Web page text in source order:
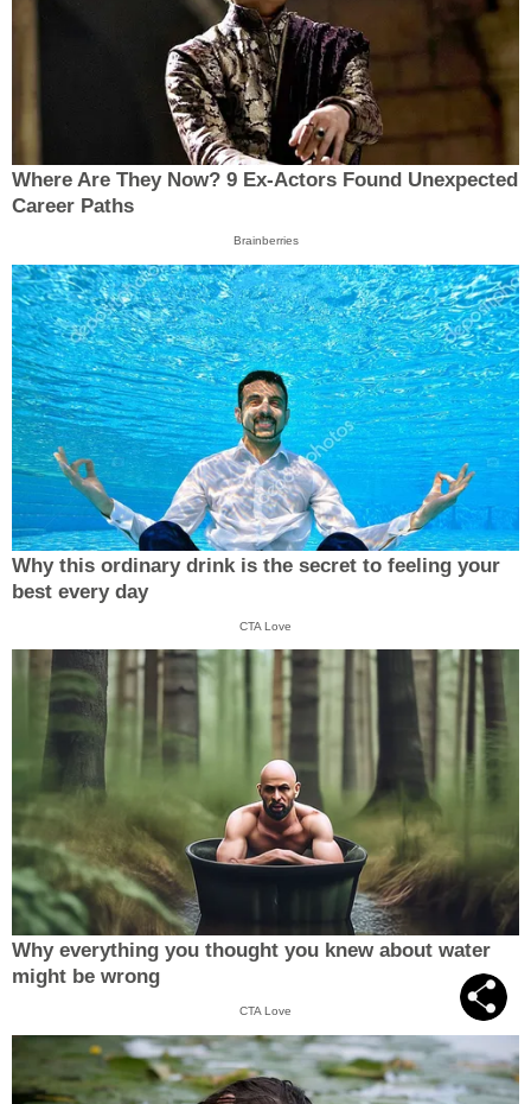
Where Are They Now? 9 Ex-Actors Found Unexpected
Career Paths
Brainberries
Why this ordinary drink is the secret to feeling your
best every day
CTA Love
Why everything you thought you knew about water
might be wrong
CTA Love